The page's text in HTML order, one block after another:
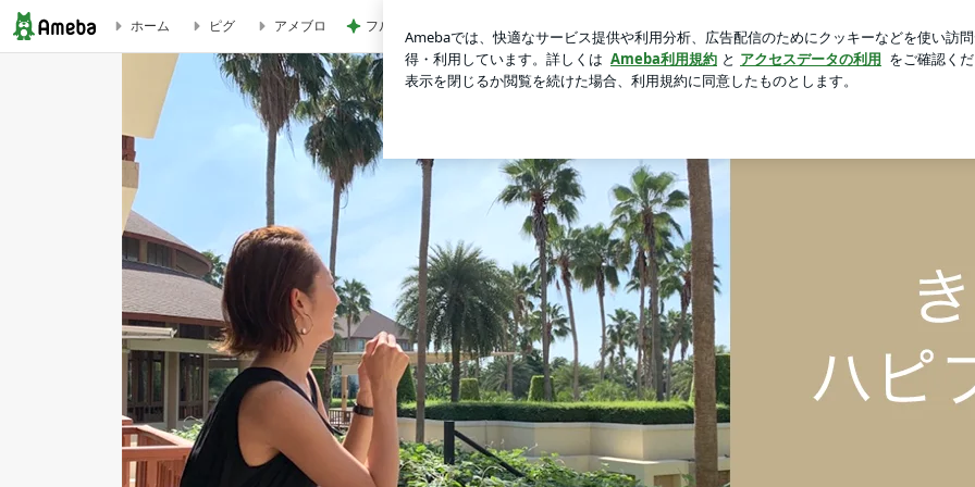
高品質でおしゃれなプチプラアクセサリー | アラフォー子育て母のプチプラコーデ
ホーム ピグ アメブロ フルーツみたいなミニトマトのマリネ 新規登録